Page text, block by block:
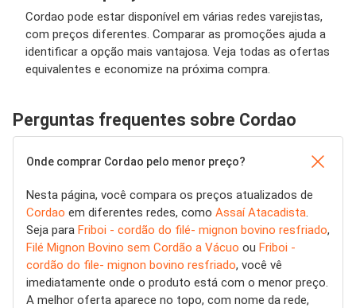
Cordao pode estar disponível em várias redes varejistas,
com preços diferentes. Comparar as promoções ajuda a
identificar a opção mais vantajosa. Veja todas as ofertas
equivalentes e economize na próxima compra.
Perguntas frequentes sobre Cordao
Onde comprar Cordao pelo menor preço?
Nesta página, você compara os preços atualizados de
Cordao em diferentes redes, como Assaí Atacadista
Seja para Friboi - cordão do filé- mignon bovino resfriado,
Filé Mignon Bovino sem Cordão a Vácuo ou Friboi -
cordão do file- mignon bovino resfriado, você vê
imediatamente onde o produto está com o menor preço.
A melhor oferta aparece no topo, com nome da rede,